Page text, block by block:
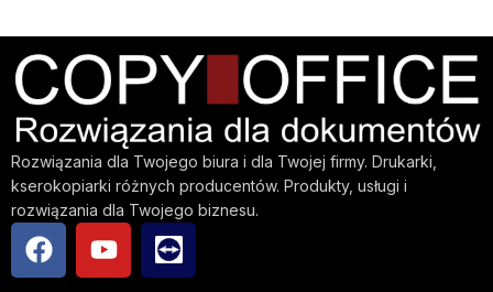
Rozwiązania dla Twojego biura i dla Twojej firmy. Drukarki,
kserokopiarki różnych producentów. Produkty, usługi i
rozwiązania dla Twojego biznesu.